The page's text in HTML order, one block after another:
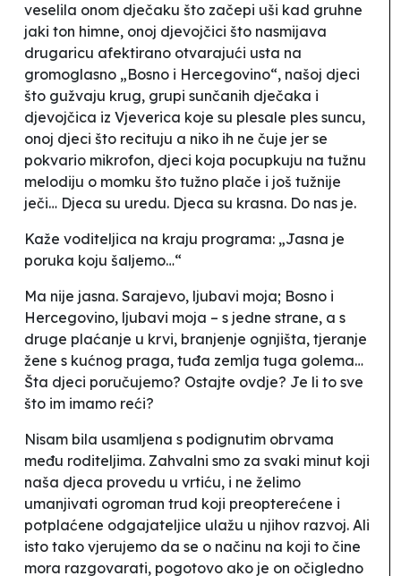
veselila onom dječaku što začepi uši kad gruhne
jaki ton himne, onoj djevojčici što nasmijava
drugaricu afektirano otvarajući usta na
gromoglasno „Bosno i Hercegovino“, našoj djeci
što gužvaju krug, grupi sunčanih dječaka i
djevojčica iz Vjeverica koje su plesale ples suncu,
onoj djeci što recituju a niko ih ne čuje jer se
pokvario mikrofon, djeci koja pocupkuju na tužnu
melodiju o momku što tužno plače i još tužnije
ječi… Djeca su uredu. Djeca su krasna. Do nas je.
Kaže voditeljica na kraju programa: „Jasna je
poruka koju šaljemo…“
Ma nije jasna. Sarajevo, ljubavi moja; Bosno i
Hercegovino, ljubavi moja – s jedne strane, a s
druge plaćanje u krvi, branjenje ognjišta, tjeranje
žene s kućnog praga, tuđa zemlja tuga golema…
Šta djeci poručujemo? Ostajte ovdje? Je li to sve
što im imamo reći?
Nisam bila usamljena s podignutim obrvama
među roditeljima. Zahvalni smo za svaki minut koji
naša djeca provedu u vrtiću, i ne želimo
umanjivati ogroman trud koji preopterećene i
potplaćene odgajateljice ulažu u njihov razvoj. Ali
isto tako vjerujemo da se o načinu na koji to čine
mora razgovarati, pogotovo ako je on očigledno